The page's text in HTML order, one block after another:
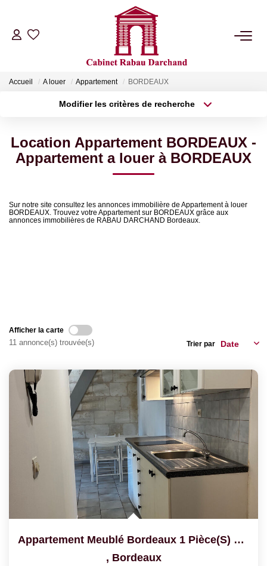
LOCATIONS
NOTRE AGENCE
Accueil A louer Appartement BORDEAUX
Modifier les critères de recherche
Sélectionnez...
Type de bien
Surface min
Créer une alerte
Location Appartement BORDEAUX -
Appartement a louer à BORDEAUX
Sur notre site consultez les annonces immobilière de Appartement à louer
BORDEAUX. Trouvez votre Appartement sur BORDEAUX grâce aux
annonces immobilières de RABAU DARCHAND Bordeaux.
Afficher la carte
11 annonce(s) trouvée(s) Trier par
Appartement Meublé Bordeaux 1 Pièce(s) 26.74 M2
, Bordeaux